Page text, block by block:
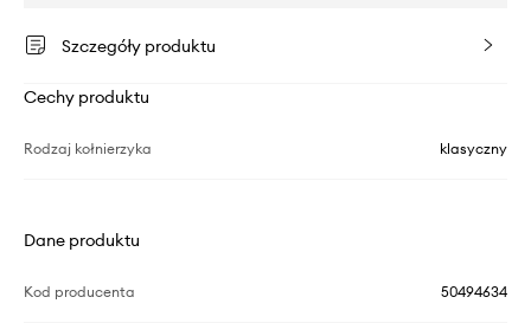
Szczegóły produktu
Cechy produktu
Rodzaj kołnierzyka klasyczny
Dane produktu
Kod producenta 50494634